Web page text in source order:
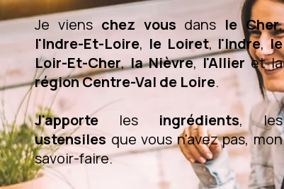
Je viens chez vous dans le Cher,
l'Indre-Et-Loire, le Loiret, l'Indre,le
Loir-Et-Cher,la Nièvre,l'Allieret la
région Centre-Val de Loire.
J'apporte les ingrédients, les
ustensiles que vous n'avez pas, mon
savoir-faire.